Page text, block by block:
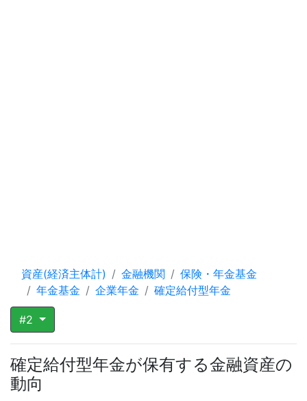
資産(経済主体計) 金融機関
保険・年金基金
年金基金
企業年金 確定給付型年金
#2
確定給付型年金が保有する金融資産の
動向